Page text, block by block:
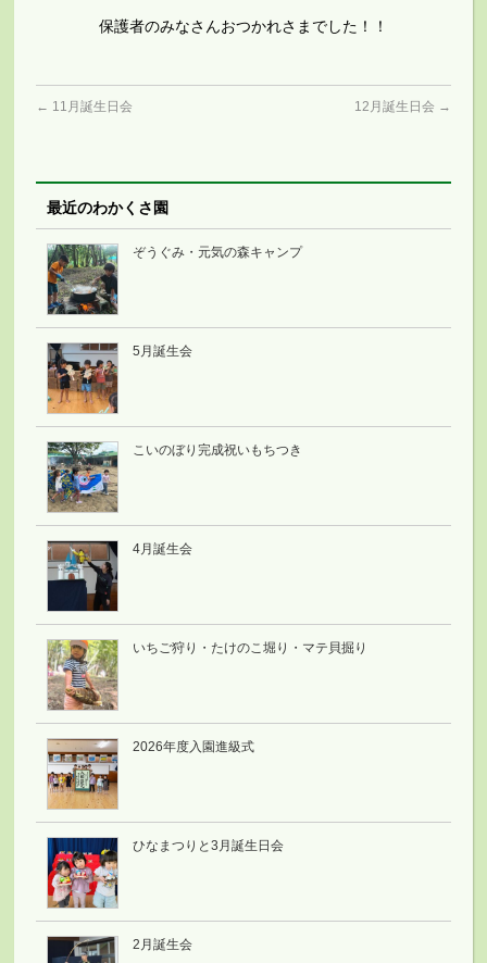
保護者のみなさんおつかれさまでした！！
← 11月誕生日会 12月誕生日会 →
最近のわかくさ園
ぞうぐみ・元気の森キャンプ
5月誕生会
こいのぼり完成祝いもちつき
4月誕生会
いちご狩り・たけのこ堀り・マテ貝掘り
2026年度入園進級式
ひなまつりと3月誕生日会
2月誕生会